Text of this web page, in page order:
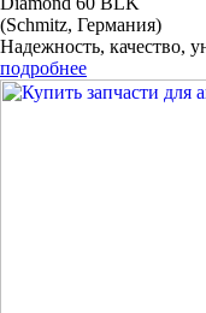
(Schmitz, Германия)
Надежность, качество,
подробнее